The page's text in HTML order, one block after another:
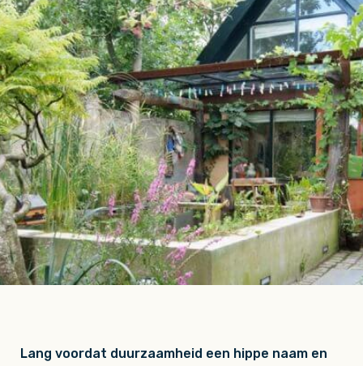
Lang voordat duurzaamheid een hippe naam en